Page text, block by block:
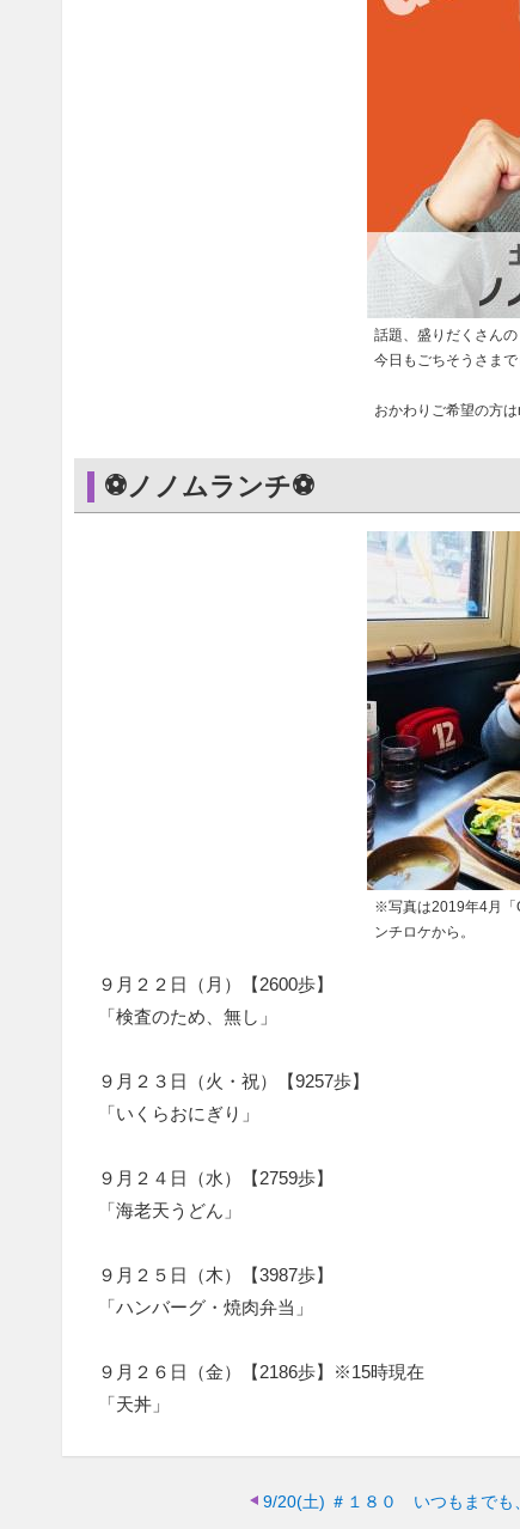
話題、盛りだくさんの
今日もごちそうさまで
おかわりご希望の方
⚽ノノムランチ⚽
※写真は2019年4月「
ンチロケから。
９月２２日（月）【2600歩】
「検査のため、無し」
９月２３日（火・祝）【9257歩】
「いくらおにぎり」
９月２４日（水）【2759歩】
「海老天うどん」
９月２５日（木）【3987歩】
「ハンバーグ・焼肉弁当」
９月２６日（金）【2186歩】※15時現在
「天丼」
9/20(土) ＃１８０ いつもまでも